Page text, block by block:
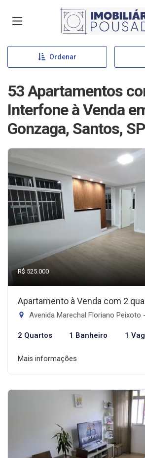
Página inicial
Ordenar
53 Apartamentos
Interfone à Venda
Gonzaga, Santos, SP
R$ 525.000
Apartamento à Venda com 2
Avenida Marechal Floriano Peixoto -
2 Quartos 1 Banheiro 1
Mais informações